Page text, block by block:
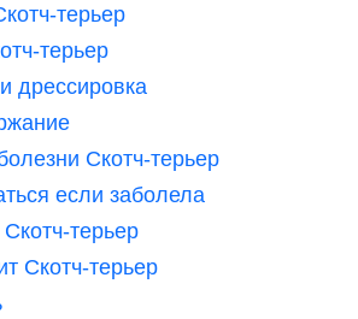
терьер
терьер
дрессировка
Скотч-терьер
если заболела
терьер
Скотч-терьер